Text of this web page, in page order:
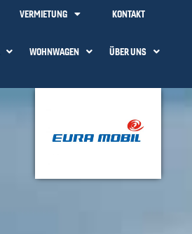
VERMIETUNG KONTAKT
WOHNWAGEN ÜBER UNS